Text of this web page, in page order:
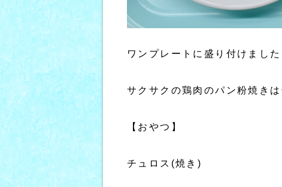
ワンプレートに盛り付けました
サクサクの鶏肉のパン粉焼き
【おやつ】
チュロス(焼き)